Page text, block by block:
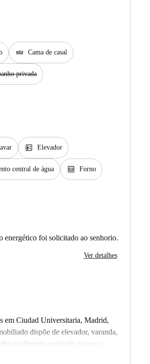
airline_seat_flat Cama de casal
privada
elevator Elevador
central de água oven_gen Forno
energético foi solicitado ao senhorio.
Ver detalhes
em Ciudad Universitaria, Madrid,
dispõe de elevador, varanda,
totalmente equipada para sua
de uma experiência de